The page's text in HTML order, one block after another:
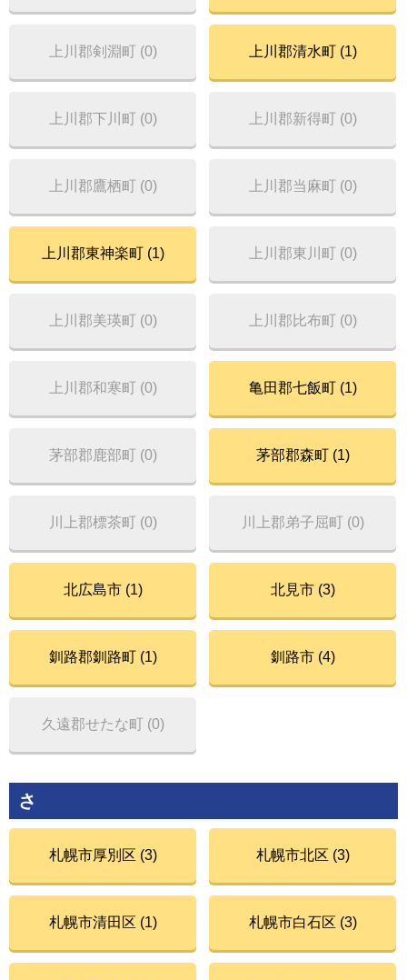
上川郡剣淵町 (0) 上川郡清水町 (1)
上川郡下川町 (0) 上川郡新得町 (0)
上川郡鷹栖町 (0) 上川郡当麻町 (0)
上川郡東神楽町 (1) 上川郡東川町 (0)
上川郡美瑛町 (0) 上川郡比布町 (0)
上川郡和寒町 (0) 亀田郡七飯町 (1)
茅部郡鹿部町 (0) 茅部郡森町 (1)
川上郡標茶町 (0) 川上郡弟子屈町 (0)
北広島市 (1) 北見市 (3)
釧路郡釧路町 (1) 釧路市 (4)
久遠郡せたな町 (0)
さ
札幌市厚別区 (3) 札幌市北区 (3)
札幌市清田区 (1) 札幌市白石区 (3)